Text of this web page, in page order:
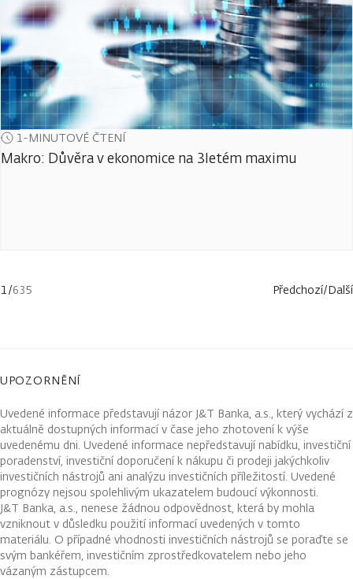
1-MINUTOVÉ ČTENÍ
Makro: Důvěra v ekonomice na 3letém maximu
1/635 Předchozí/Další
UPOZORNĚNÍ
Uvedené informace představují názor J&T Banka, a.s., který vychází z
aktuálně dostupných informací v čase jeho zhotovení k výše
uvedenému dni. Uvedené informace nepředstavují nabídku, investiční
poradenství, investiční doporučení k nákupu či prodeji jakýchkoliv
investičních nástrojů ani analýzu investičních příležitostí. Uvedené
prognózy nejsou spolehlivým ukazatelem budoucí výkonnosti.
J&T Banka, a.s., nenese žádnou odpovědnost, která by mohla
vzniknout v důsledku použití informací uvedených v tomto
materiálu. O případné vhodnosti investičních nástrojů se poraďte se
svým bankéřem, investičním zprostředkovatelem nebo jeho
vázaným zástupcem.